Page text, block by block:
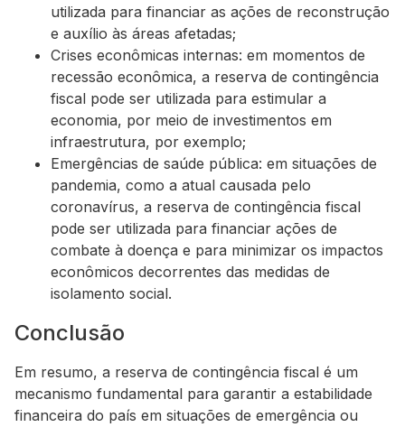
utilizada para financiar as ações de reconstrução
e auxílio às áreas afetadas;
Crises econômicas internas: em momentos de
recessão econômica, a reserva de contingência
fiscal pode ser utilizada para estimular a
economia, por meio de investimentos em
infraestrutura, por exemplo;
Emergências de saúde pública: em situações de
pandemia, como a atual causada pelo
coronavírus, a reserva de contingência fiscal
pode ser utilizada para financiar ações de
combate à doença e para minimizar os impactos
econômicos decorrentes das medidas de
isolamento social.
Conclusão
Em resumo, a reserva de contingência fiscal é um
mecanismo fundamental para garantir a estabilidade
financeira do país em situações de emergência ou